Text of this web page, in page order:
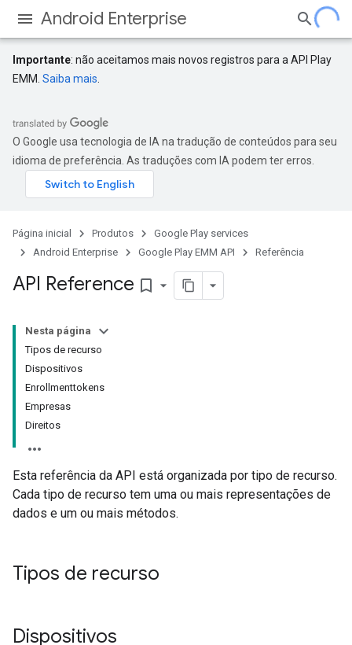
Android Enterprise
Importante: não aceitamos mais novos registros para a API Play
EMM. Saiba mais
O Google usa tecnologia de IA na tradução de conteúdos para seu
idioma de preferência. As traduções com IA podem ter erros.
Página inicial Produtos
Google Play services
Android Enterprise
Google Play EMM API Referência
API Reference bookmark_border
Nesta página
Tipos de recurso
Dispositivos
Enrollmenttokens
Empresas
Direitos
Esta referência da API está organizada por tipo de recurso.
Cada tipo de recurso tem uma ou mais representações de
dados e um ou mais métodos.
Tipos de recurso
Dispositivos